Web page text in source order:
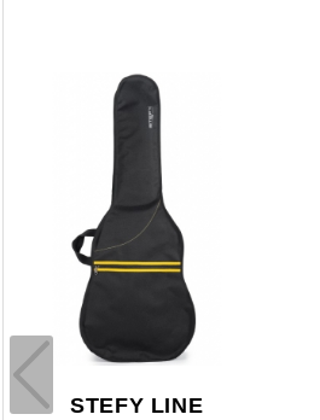
STEFY LINE